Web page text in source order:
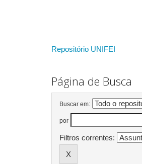
Repositório UNIFEI
Página de Busca
Buscar em:
por
Filtros correntes: